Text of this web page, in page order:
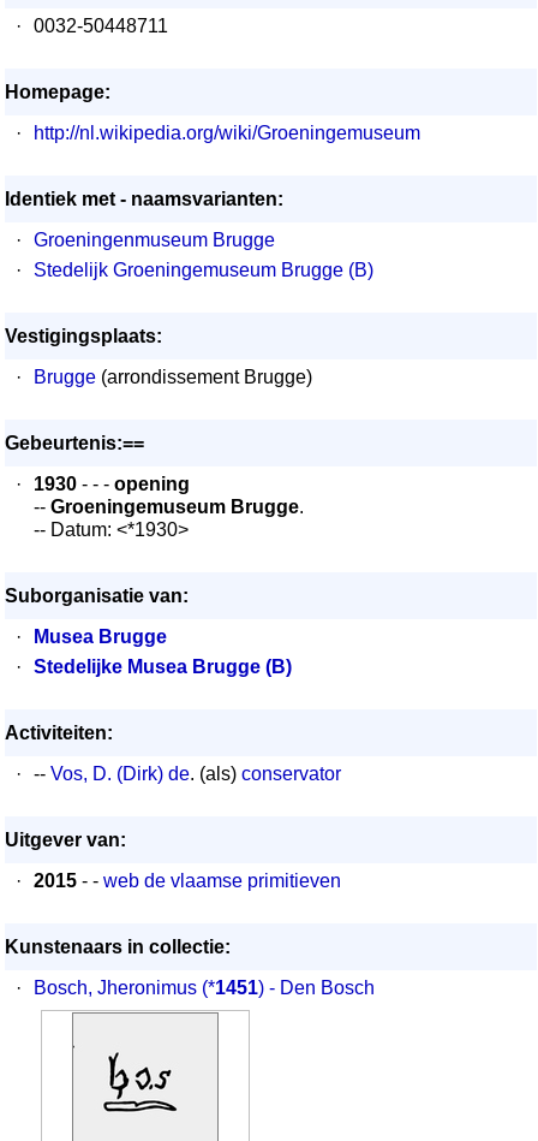
·
0032-50448711
Homepage:
·
http://nl.wikipedia.org/wiki/Groeningemuseum
Identiek met - naamsvarianten:
·
Groeningenmuseum Brugge
·
Stedelijk Groeningemuseum Brugge (B)
Vestigingsplaats:
·
Brugge (arrondissement Brugge)
Gebeurtenis:==
·
1930 - - - opening
-- Groeningemuseum Brugge.
-- Datum: <*1930>
Suborganisatie van:
·
Musea Brugge
·
Stedelijke Musea Brugge (B)
Activiteiten:
·
-- Vos, D. (Dirk) de. (als) conservator
Uitgever van:
·
2015 - - web de vlaamse primitieven
Kunstenaars in collectie:
·
Bosch, Jheronimus (*1451) - Den Bosch